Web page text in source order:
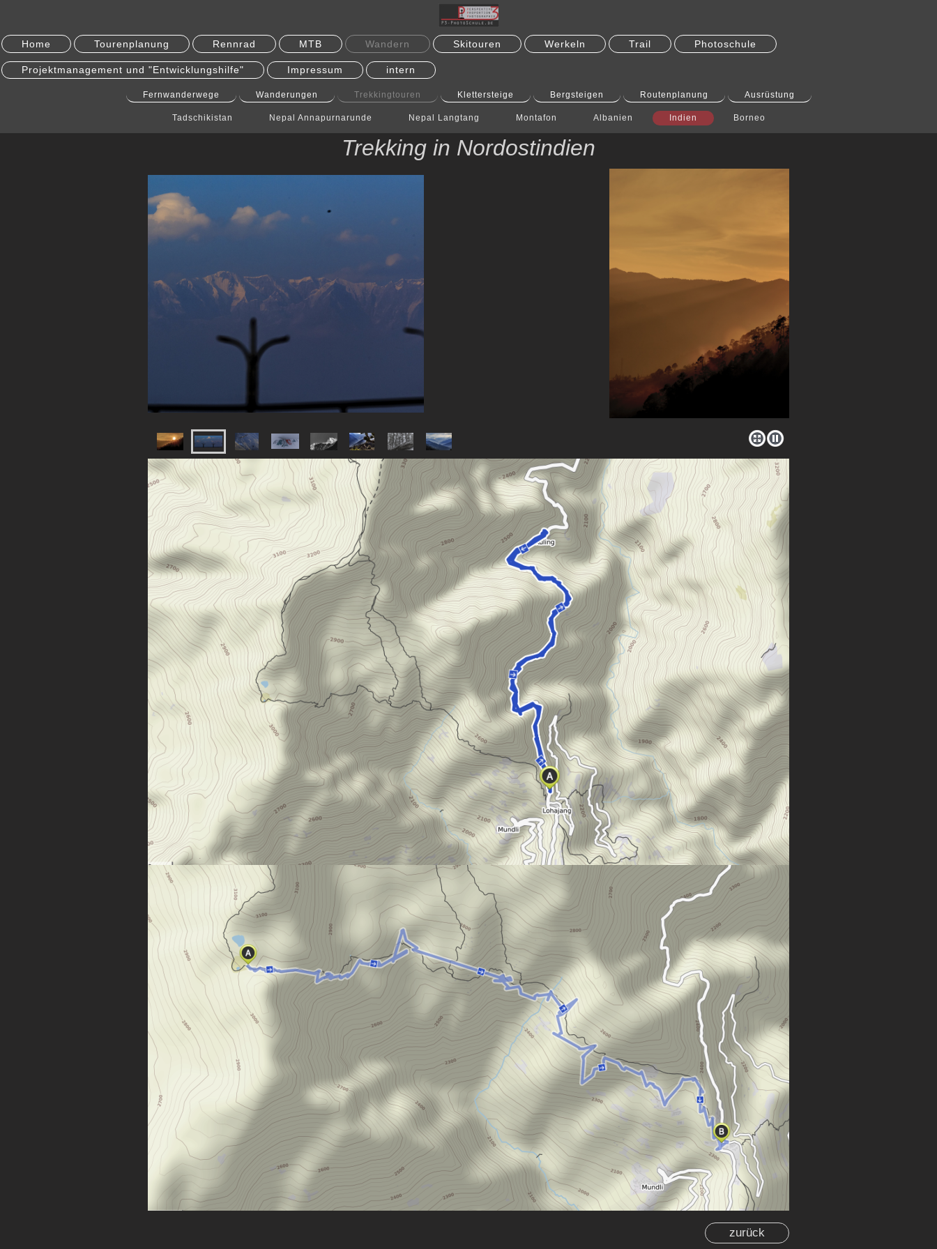
Home Tourenplanung Rennrad MTB Wandern Skitouren Werkeln Trail Photoschule
Projektmanagement und "Entwicklungshilfe" Impressum intern
Fernwanderwege Wanderungen Trekkingtouren Klettersteige Bergsteigen Routenplanung Ausrüstung
Tadschikistan Nepal Annapurnarunde Nepal Langtang Montafon Albanien Indien Borneo
Trekking in Nordostindien
zurück